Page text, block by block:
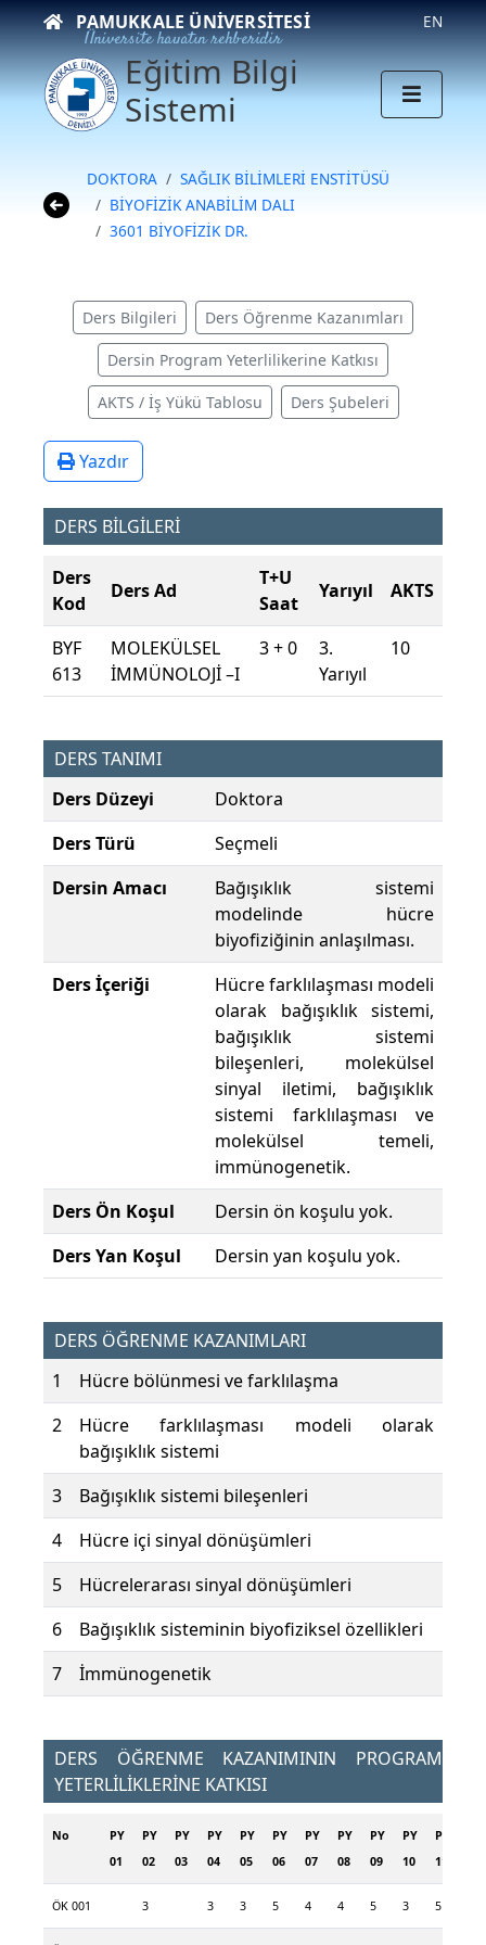
PAMUKKALE ÜNIVERSITESI
Üniversite hayatın rehberidir
EN
Eğitim Bilgi
Sistemi
DOKTORA
SAĞLIK BİLİMLERİ ENSTİTÜSÜ
BİYOFİZİK ANABİLİM DALI
3601 BİYOFİZİK DR.
Ders Bilgileri Ders Öğrenme Kazanımları
Dersin Program Yeterlilikerine Katkısı
AKTS / İş Yükü Tablosu Ders Şubeleri
Yazdır
DERS BİLGİLERİ
Ders
Kod
Ders Ad
T+U
Saat
Yarıyıl AKTS
BYF
613
MOLEKÜLSEL
İMMÜNOLOJİ –I
3 + 0
3.
Yarıyıl
10
DERS TANIMI
Ders Düzeyi
Doktora
Ders Türü
Seçmeli
Dersin Amacı
Bağışıklık sistemi
modelinde hücre
biyofiziğinin anlaşılması.
Ders İçeriği
Hücre farklılaşması modeli
olarak bağışıklık sistemi,
bağışıklık sistemi
bileşenleri, molekülsel
sinyal iletimi, bağışıklık
sistemi farklılaşması ve
molekülsel temeli,
immünogenetik.
Ders Ön Koşul
Dersin ön koşulu yok.
Ders Yan Koşul
Dersin yan koşulu yok.
DERS ÖĞRENME KAZANIMLARI
1
Hücre bölünmesi ve farklılaşma
2
Hücre farklılaşması modeli olarak
bağışıklık sistemi
3
Bağışıklık sistemi bileşenleri
4
Hücre içi sinyal dönüşümleri
5
Hücrelerarası sinyal dönüşümleri
6
Bağışıklık sisteminin biyofiziksel özellikleri
7
İmmünogenetik
DERS ÖĞRENME KAZANIMININ PROGRAM
YETERLİLİKLERİNE KATKISI
No
PY
01
PY
02
PY
03
PY
04
PY
05
PY
06
PY
07
PY
08
PY
09
PY
10
PY
11
ÖK 001 3 3 3 5 4 4 5 3 5